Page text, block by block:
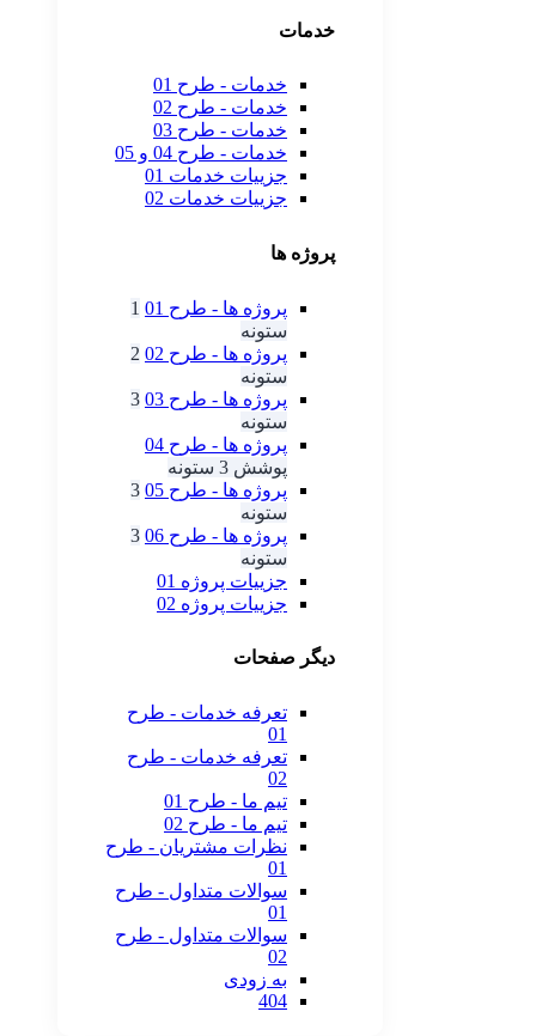
خدمات
خدمات - طرح 01
خدمات - طرح 02
خدمات - طرح 03
خدمات - طرح 04 و 05
جزییات خدمات 01
جزییات خدمات 02
پروژه ها
پروژه ها - طرح 01
1
ستونه
پروژه ها - طرح 02
2
ستونه
پروژه ها - طرح 03
3
ستونه
پروژه ها - طرح 04
پوشش 3 ستونه
پروژه ها - طرح 05
3
ستونه
پروژه ها - طرح 06
3
ستونه
جزییات پروژه 01
جزییات پروژه 02
دیگر صفحات
تعرفه خدمات - طرح
01
تعرفه خدمات - طرح
02
تیم ما - طرح 01
تیم ما - طرح 02
نظرات مشتریان - طرح
01
سوالات متداول - طرح
01
سوالات متداول - طرح
02
به زودی
404